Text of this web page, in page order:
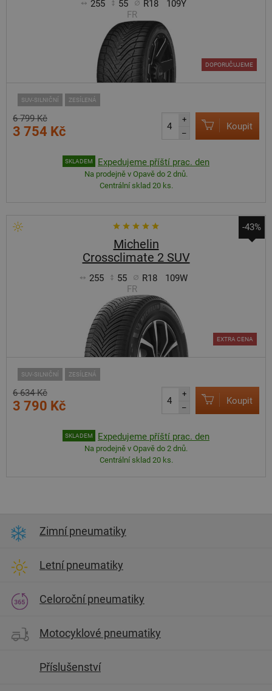
255 55 R18
109Y
FR
SUV-SILNIČNÍ ZESÍLENÁ
DOPORUČUJEME
6 799 Kč
3 754 Kč
+
–
Koupit
SKLADEM Expedujeme příští prac. den
Na prodejně v Opavě do 2 dnů.
Centrální sklad 20 ks.
-43%
Michelin
Crossclimate 2 SUV
255 55 R18
109W
FR
SUV-SILNIČNÍ ZESÍLENÁ
EXTRA CENA
6 634 Kč
3 790 Kč
+
–
Koupit
SKLADEM Expedujeme příští prac. den
Na prodejně v Opavě do 2 dnů.
Centrální sklad 20 ks.
Zimní pneumatiky
Letní pneumatiky
Celoroční pneumatiky
Motocyklové pneumatiky
Příslušenství